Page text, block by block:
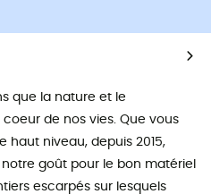
que la nature et le
de nos vies. Que vous
haut niveau, depuis 2015,
goût pour le bon matériel
escarpés sur lesquels